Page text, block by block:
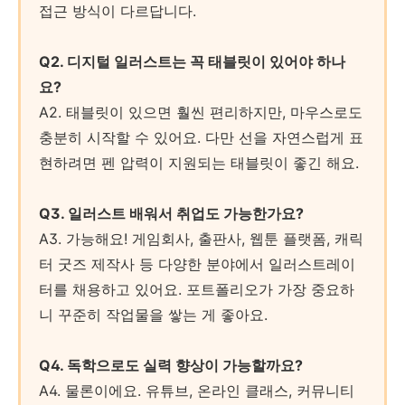
접근 방식이 다르답니다.
Q2. 디지털 일러스트는 꼭 태블릿이 있어야 하나
요?
A2. 태블릿이 있으면 훨씬 편리하지만, 마우스로도
충분히 시작할 수 있어요. 다만 선을 자연스럽게 표
현하려면 펜 압력이 지원되는 태블릿이 좋긴 해요.
Q3. 일러스트 배워서 취업도 가능한가요?
A3. 가능해요! 게임회사, 출판사, 웹툰 플랫폼, 캐릭
터 굿즈 제작사 등 다양한 분야에서 일러스트레이
터를 채용하고 있어요. 포트폴리오가 가장 중요하
니 꾸준히 작업물을 쌓는 게 좋아요.
Q4. 독학으로도 실력 향상이 가능할까요?
A4. 물론이에요. 유튜브, 온라인 클래스, 커뮤니티